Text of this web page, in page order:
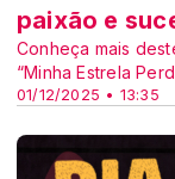
01/12/2025 • 13:35
paixão e
Conheça mais
“Minha Estrela